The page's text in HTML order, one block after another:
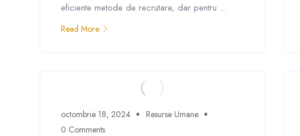
eficiente metode de recrutare, dar pentru ...
Read More
octombrie 18, 2024
Resurse Umane
0 Comments